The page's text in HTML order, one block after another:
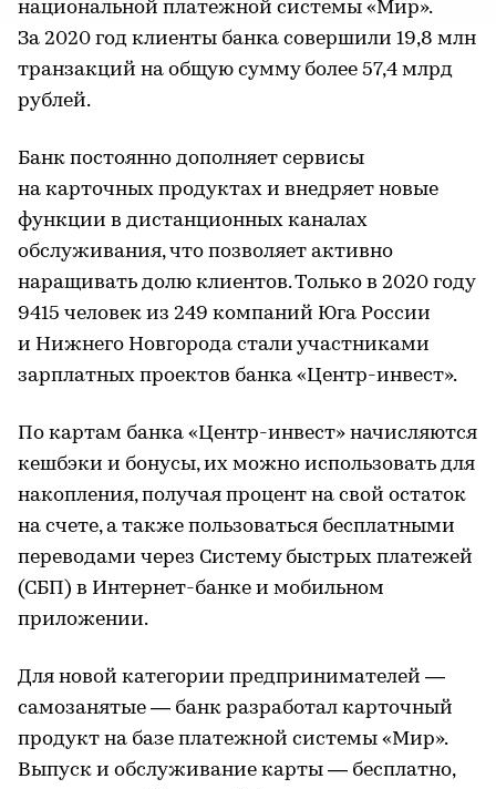
национальной платежной системы «Мир».
За 2020 год клиенты банка совершили 19,8 млн
транзакций на общую сумму более 57,4 млрд
рублей.
Банк постоянно дополняет сервисы
на карточных продуктах и внедряет новые
функции в дистанционных каналах
обслуживания, что позволяет активно
наращивать долю клиентов. Только в 2020 году
9415 человек из 249 компаний Юга России
и Нижнего Новгорода стали участниками
зарплатных проектов банка «Центр-инвест».
По картам банка «Центр-инвест» начисляются
кешбэки и бонусы, их можно использовать для
накопления, получая процент на свой остаток
на счете, а также пользоваться бесплатными
переводами через Систему быстрых платежей
(СБП) в Интернет-банке и мобильном
приложении.
Для новой категории предпринимателей —
самозанятые — банк разработал карточный
продукт на базе платежной системы «Мир».
Выпуск и обслуживание карты — бесплатно,